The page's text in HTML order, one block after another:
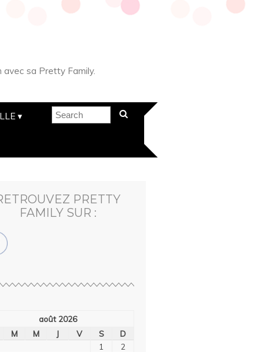
avec sa Pretty Family.
PRETTY
FAMILY SUR :
août 2026
M M J V S
D
1
2